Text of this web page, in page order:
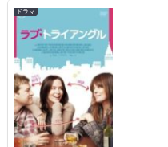
ドラマ